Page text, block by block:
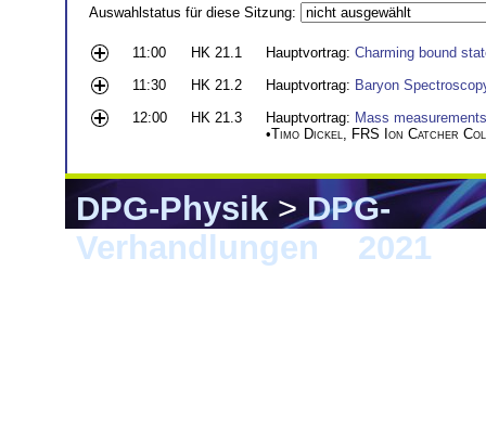
Auswahlstatus für diese Sitzung:
11:00 HK 21.1 Hauptvortrag: Charming bound
11:30
HK 21.2 Hauptvortrag: Baryon
12:00
HK 21.3 Hauptvortrag: Mass
•Timo Dickel FRS Ion Catcher
DPG-Physik>DPG-
Verhandlungen
2021